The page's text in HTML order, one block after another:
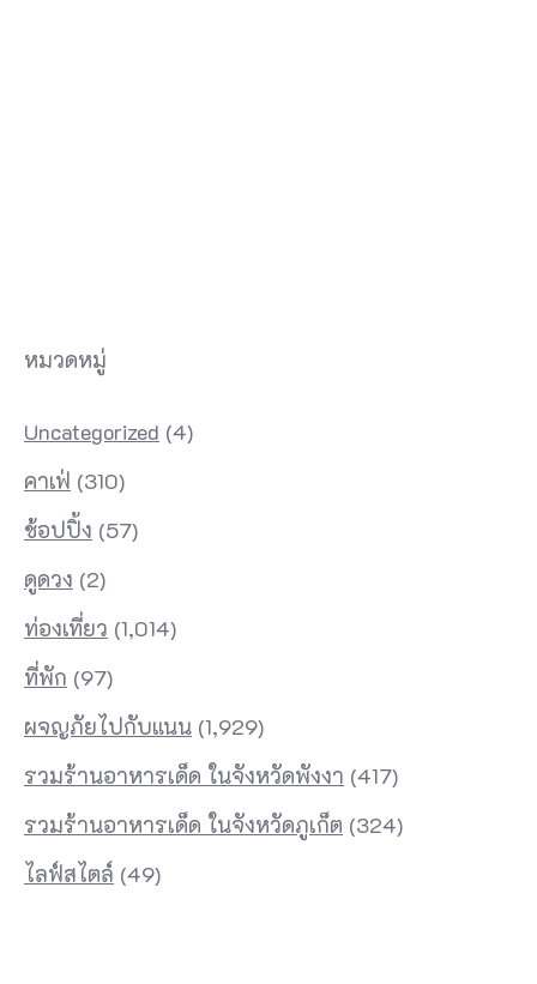
หมวดหมู่
Uncategorized (4)
คาเฟ่ (310)
ช้อปปิ้ง (57)
ดูดวง (2)
ท่องเที่ยว (1,014)
ที่พัก (97)
ผจญภัยไปกับแนน (1,929)
รวมร้านอาหารเด็ด ในจังหวัดพังงา (417)
รวมร้านอาหารเด็ด ในจังหวัดภูเก็ต (324)
ไลฟ์สไตล์ (49)